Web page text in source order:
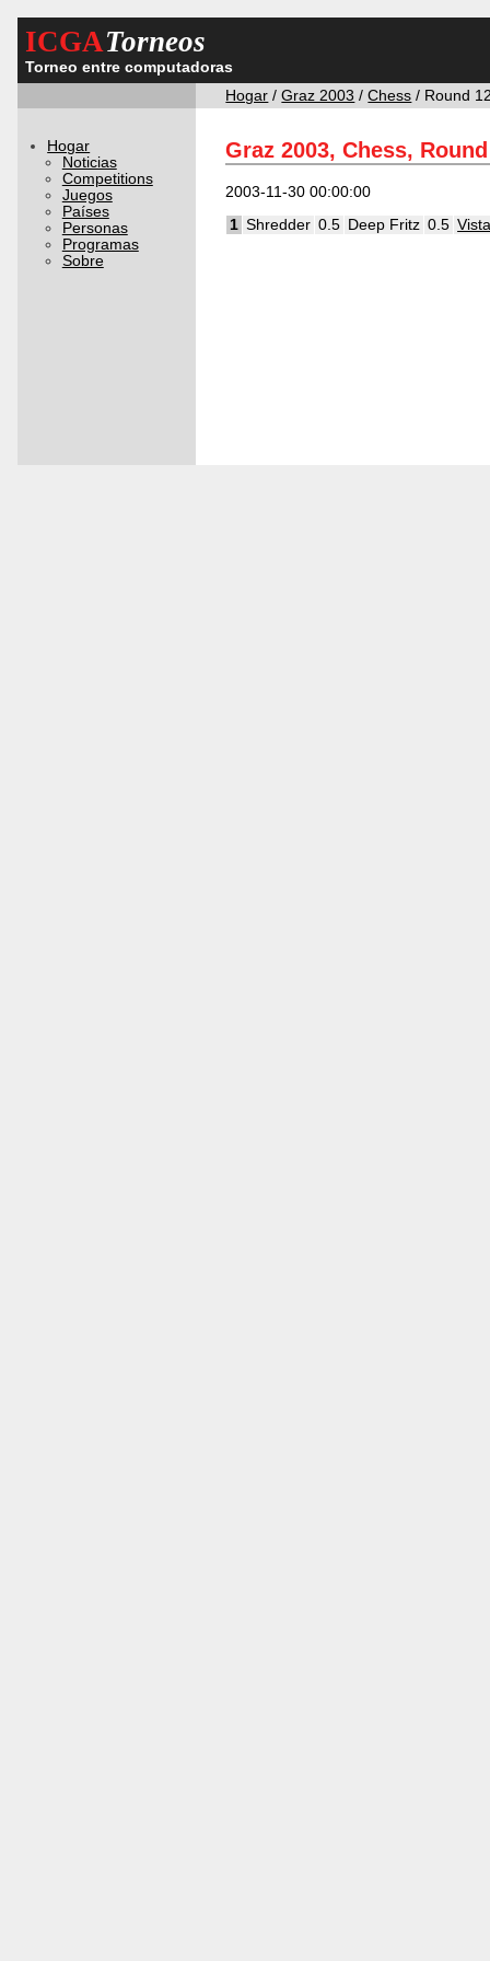
ICGATorneos
Torneo entre computadoras
Hogar /Graz 2003 /Chess / Round
Hogar
Noticias
Competitions
Juegos
Países
Personas
Programas
Sobre
Graz 2003, Chess,
2003-11-30 00:00:00
1 Shredder 0.5 Deep Fritz 0.5